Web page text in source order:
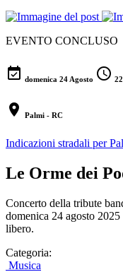
EVENTO CONCLUSO
event_available domenica 24 Agosto schedule
location_on Palmi - RC
Indicazioni stradali per
Le Orme dei
Concerto della tribute
domenica 24 agosto
libero.
Categoria:
Musica